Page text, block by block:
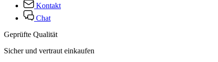
Kontakt
Chat
Geprüfte Qualität
Sicher und vertraut einkaufen